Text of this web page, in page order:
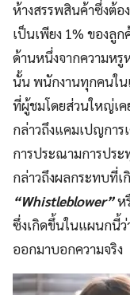
ห้างสรรพสินค้าซึ่งต้
เป็นเพียง 1% ของลู
ด้านหนึ่งจากความหรู
นั้น พนักงานทุกคนใน
ที่ผู้ชมโดยส่วนใหญ่เ
กล่าวถึงแคมเปญการ
การประณามการประ
กล่าวถึงผลกระทบที่
“Whistleblower”ห
ซึ่งเกิดขึ้นในแผนกนี้ว่
ออกมาบอกความจริง